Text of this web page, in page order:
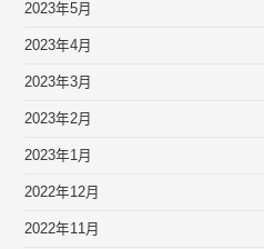
2023年5月
2023年4月
2023年3月
2023年2月
2023年1月
2022年12月
2022年11月